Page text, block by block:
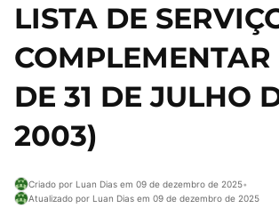
LISTA DE
COMPLEMENTAR
DE 31 DE JULHO
2003)
Criado por Luan Dias em 09 de dezembro de 2025•
Atualizado por Luan Dias em 09 de dezembro de 2025